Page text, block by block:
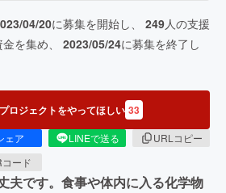
04/20に募集を開始し、 249人の支援
を集め、 2023/05/24に募集を終了し
ロジェクトをやってほしい 33
ェア LINEで送る
URLコピー
ード
夫です。食事や体内に入る化学物